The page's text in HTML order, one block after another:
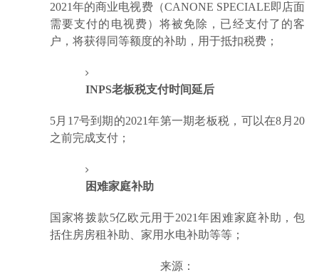
2021年的商业电视费（CANONE SPECIALE即店面
需要支付的电视费）将被免除，已经支付了的客
户，将获得同等额度的补助，用于抵扣税费；
INPS老板税支付时间延后
5月17号到期的2021年第一期老板税，可以在8月20
之前完成支付；
困难家庭补助
国家将拨款5亿欧元用于2021年困难家庭补助，包
括住房房租补助、家用水电补助等等；
来源：